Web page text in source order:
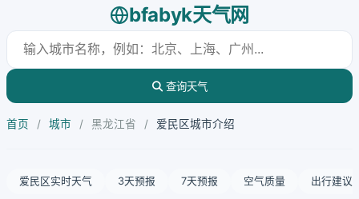
bfabyk天气网
查询天气
首页 / 城市 / 黑龙江省 / 爱民区城市介绍
爱民区实时天气 3天预报 7天预报 空气质量 出行建议